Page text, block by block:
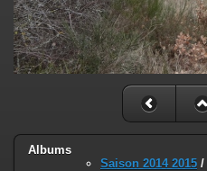
Albums
Saison 2014 2015 /